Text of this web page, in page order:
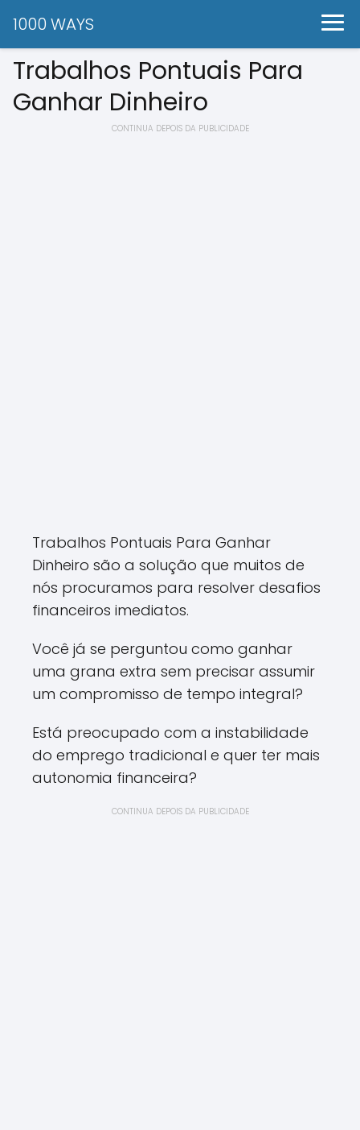
1000 WAYS
Trabalhos Pontuais Para
Ganhar Dinheiro
CONTINUA DEPOIS DA PUBLICIDADE
Trabalhos Pontuais Para Ganhar
Dinheiro são a solução que muitos de
nós procuramos para resolver desafios
financeiros imediatos.
Você já se perguntou como ganhar
uma grana extra sem precisar assumir
um compromisso de tempo integral?
Está preocupado com a instabilidade
do emprego tradicional e quer ter mais
autonomia financeira?
CONTINUA DEPOIS DA PUBLICIDADE